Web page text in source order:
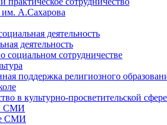
А.Сахарова
деятельность
деятельность
социальном сотрудничестве
поддержка религиозного
в культурно-просветительской сфере
СМИ
СМИ